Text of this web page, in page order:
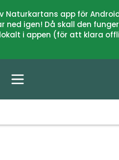
Naturkartans app för
igen! Då skall den
i appen (för att klara